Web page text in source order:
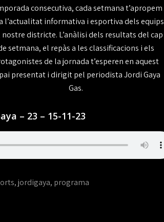
consecutiva, cada setmana t’apropem
l’actualitat informativa i esportiva dels equips
districte. L’anàlisi dels resultats del cap
setmana, el repàs a les classificacions i els
de la jornada t’esperen en aquest
presentat i dirigit pel periodista Jordi Gaya
Gas.
– 23 – 15-11-23
,jordigaya, programa